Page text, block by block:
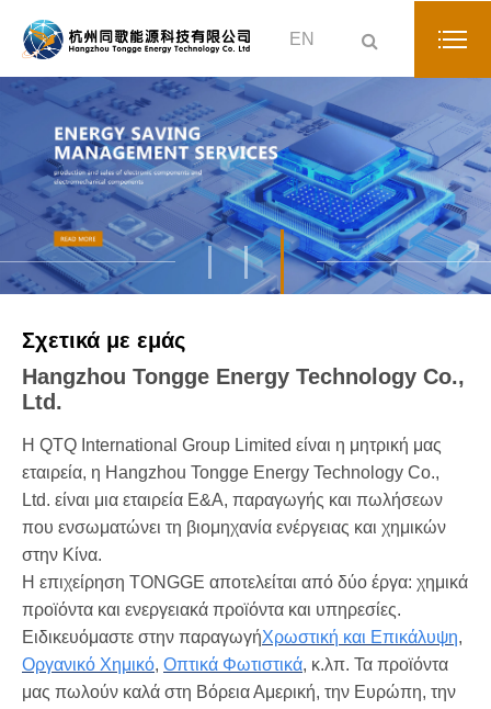
EN
Σχετικά με εμάς
Hangzhou Tongge Energy Technology Co.,
Ltd.
Η QTQ International Group Limited είναι η μητρική μας
εταιρεία, η Hangzhou Tongge Energy Technology Co.,
Ltd. είναι μια εταιρεία Ε&Α, παραγωγής και πωλήσεων
που ενσωματώνει τη βιομηχανία ενέργειας και χημικών
στην Κίνα.
Η επιχείρηση TONGGE αποτελείται από δύο έργα: χημικά
προϊόντα και ενεργειακά προϊόντα και υπηρεσίες.
Ειδικευόμαστε στην παραγωγήΧρωστική και Επικάλυψη,
Οργανικό Χημικό, Οπτικά Φωτιστικά, κ.λπ. Τα προϊόντα
μας πωλούν καλά στη Βόρεια Αμερική, την Ευρώπη, την